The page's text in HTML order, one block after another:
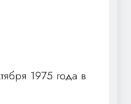
1975 года в